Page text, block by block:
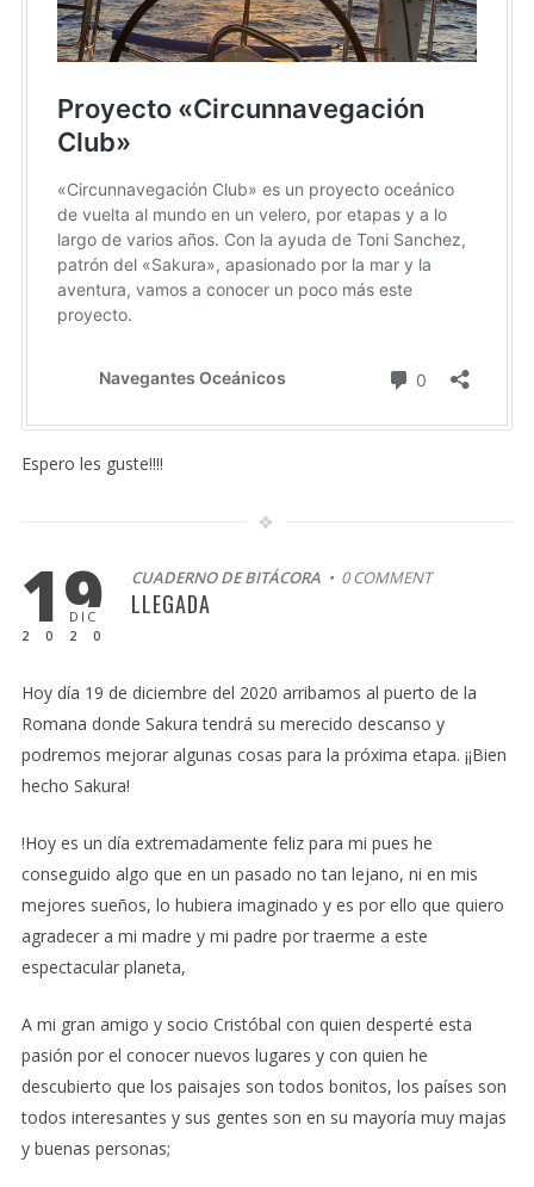
Espero les guste!!!!
19
DIC
2020
CUADERNO DE BITÁCORA• 0 COMMENT
LLEGADA
Hoy día 19 de diciembre del 2020 arribamos al puerto de la
Romana donde Sakura tendrá su merecido descanso y
podremos mejorar algunas cosas para la próxima etapa. ¡¡Bien
hecho Sakura!
!Hoy es un día extremadamente feliz para mi pues he
conseguido algo que en un pasado no tan lejano, ni en mis
mejores sueños, lo hubiera imaginado y es por ello que quiero
agradecer a mi madre y mi padre por traerme a este
espectacular planeta,
A mi gran amigo y socio Cristóbal con quien desperté esta
pasión por el conocer nuevos lugares y con quien he
descubierto que los paisajes son todos bonitos, los países son
todos interesantes y sus gentes son en su mayoría muy majas
y buenas personas;